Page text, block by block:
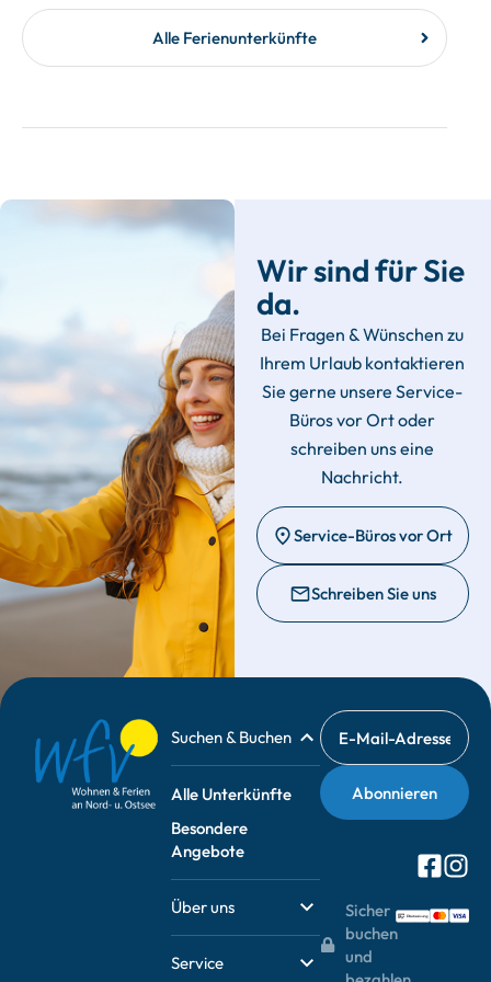
Alle Ferienunterkünfte
Wir sind für Sie
da.
Bei Fragen & Wünschen zu
Ihrem Urlaub kontaktieren
Sie gerne unsere Service-
Büros vor Ort oder
schreiben uns eine
Nachricht.
Service-Büros vor Ort
Schreiben Sie uns
Suchen & Buchen
Alle Unterkünfte
Besondere
Angebote
Über uns
Service
Sicher
buchen
und